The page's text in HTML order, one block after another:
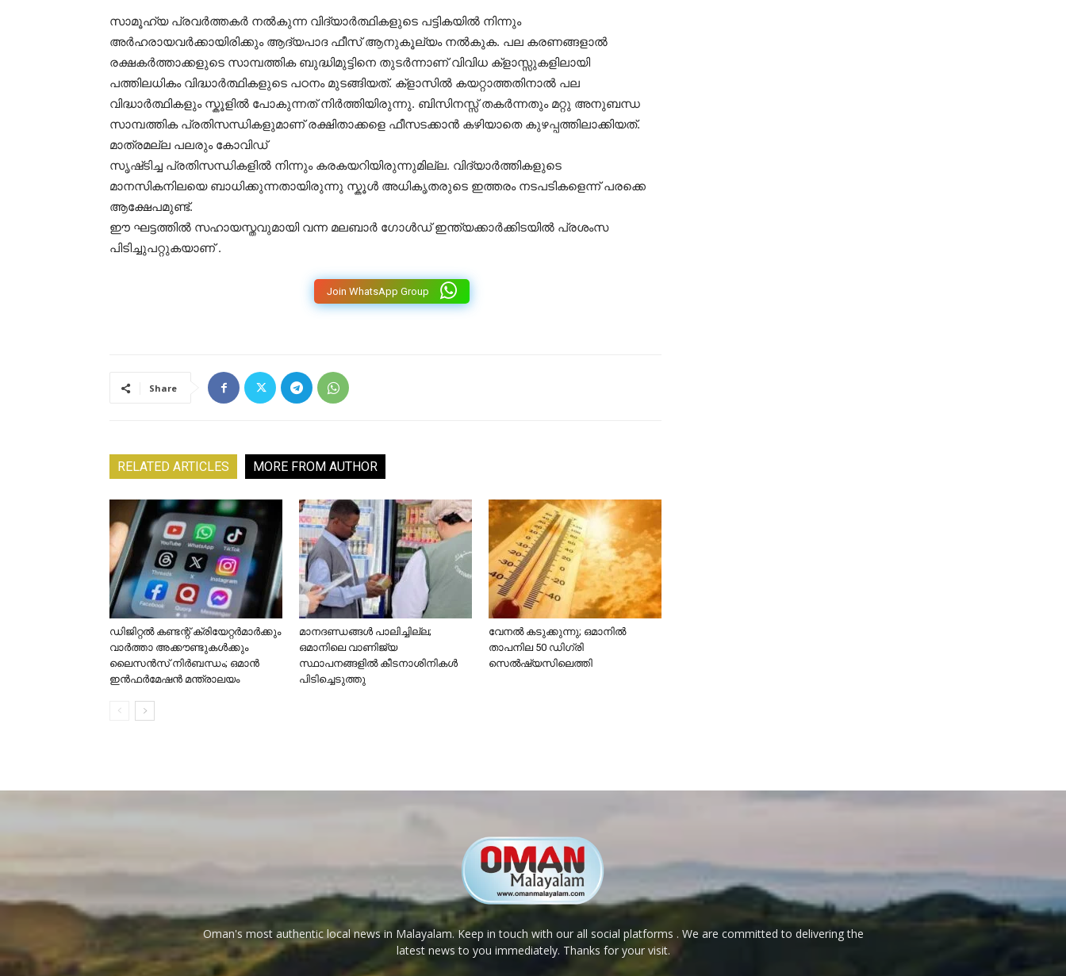
സാമൂഹ്യ പ്രവർത്തകർ നൽകുന്ന വിദ്യാർത്ഥികളുടെ പട്ടികയിൽ നിന്നും
അർഹരായവർക്കായിരിക്കും ആദ്യപാദ ഫീസ് ആനുകൂല്യം നൽകുക. പല കരണങ്ങളാൽ
രക്ഷകർത്താക്കളുടെ സാമ്പത്തിക ബുദ്ധിമുട്ടിനെ തുടർന്നാണ് വിവിധ ക്‌ളാസ്സുകളിലായി
പത്തിലധികം വിദ്ധാർത്ഥികളുടെ പഠനം മുടങ്ങിയത്. ക്‌ളാസിൽ കയറ്റാത്തതിനാൽ പല
വിദ്ധാർത്ഥികളും സ്കൂളിൽ പോകുന്നത് നിർത്തിയിരുന്നു. ബിസിനസ്സ് തകർന്നതും മറ്റു അനുബന്ധ
സാമ്പത്തിക പ്രതിസന്ധികളുമാണ് രക്ഷിതാക്കളെ ഫീസടക്കാൻ കഴിയാതെ കുഴപ്പത്തിലാക്കിയത്.
മാത്രമല്ല പലരും കോവിഡ്
സൃഷ്‌ടിച്ച പ്രതിസന്ധികളിൽ നിന്നും കരകയറിയിരുന്നുമില്ല. വിദ്യാർത്തികളുടെ
മാനസികനിലയെ ബാധിക്കുന്നതായിരുന്നു സ്കൂൾ അധികൃതരുടെ ഇത്തരം നടപടികളെന്ന് പരക്കെ
ആക്ഷേപമുണ്ട്.
ഈ ഘട്ടത്തിൽ സഹായസ്തവുമായി വന്ന മലബാർ ഗോൾഡ് ഇന്ത്യക്കാർക്കിടയിൽ പ്രശംസ
പിടിച്ചുപറ്റുകയാണ് .
Join WhatsApp Group
Share
RELATED ARTICLES MORE FROM AUTHOR
ഡിജിറ്റൽ കണ്ടന്റ് ക്രിയേറ്റർമാർക്കും
വാർത്താ അക്കൗണ്ടുകൾക്കും
ലൈസൻസ് നിർബന്ധം; ഒമാൻ
ഇൻഫർമേഷൻ മന്ത്രാലയം
മാനദണ്ഡങ്ങൾ പാലിച്ചില്ല;
ഒമാനിലെ വാണിജ്യ
സ്ഥാപനങ്ങളിൽ കീടനാശിനികൾ
പിടിച്ചെടുത്തു
വേനൽ കടുക്കുന്നു; ഒമാനിൽ
താപനില 50 ഡിഗ്രി
സെൽഷ്യസിലെത്തി
Oman's most authentic local news in Malayalam. Keep in touch with our all social platforms . We are committed to delivering the
latest news to you immediately. Thanks for your visit.